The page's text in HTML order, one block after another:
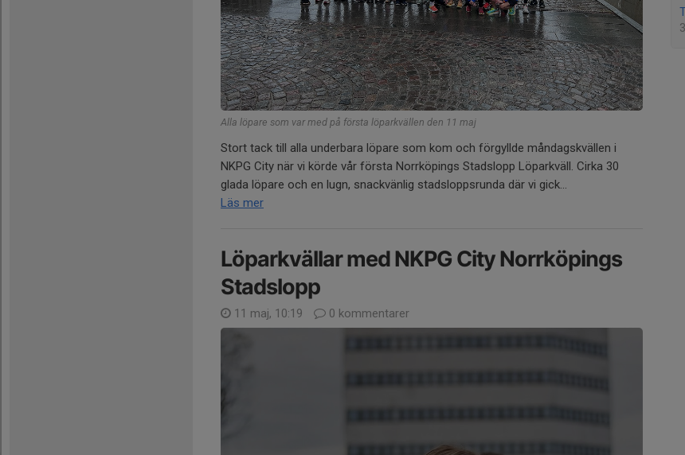
Alla löpare som var med på första löparkvällen den 11 maj
Stort tack till alla underbara löpare som kom och förgyllde måndagskvällen i
NKPG City när vi körde vår första Norrköpings Stadslopp Löparkväll. Cirka 30
glada löpare och en lugn, snackvänlig stadsloppsrunda där vi gick...
Läs mer
Löparkvällar med NKPG City Norrköpings
Stadslopp
11 maj, 10:19 0 kommentarer